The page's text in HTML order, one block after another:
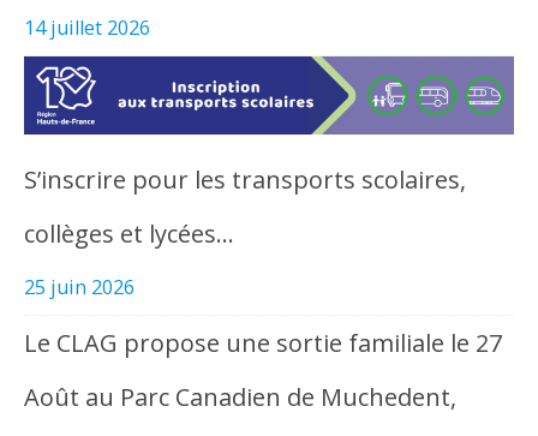
14 juillet 2026
S’inscrire pour les transports scolaires,
collèges et lycées…
25 juin 2026
Le CLAG propose une sortie familiale le 27
Août au Parc Canadien de Muchedent,